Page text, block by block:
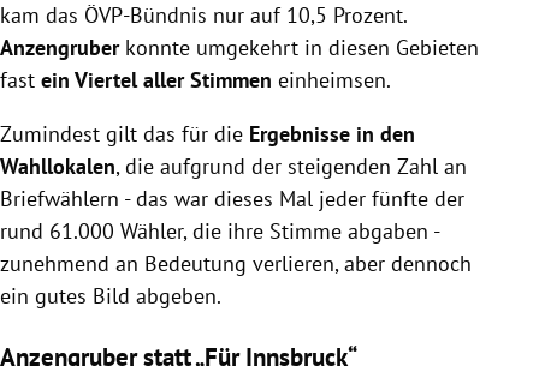
kam das ÖVP-Bündnis nur auf 10,5 Prozent.
Anzengruberkonnte umgekehrt in diesen Gebieten
fast ein Viertel aller Stimmen einheimsen.
Zumindest gilt das für die Ergebnisse in den
Wahllokalen, die aufgrund der steigenden Zahl an
Briefwählern - das war dieses Mal jeder fünfte der
rund 61.000 Wähler, die ihre Stimme abgaben -
zunehmend an Bedeutung verlieren, aber dennoch
ein gutes Bild abgeben.
Anzengruber statt „Für Innsbruck“